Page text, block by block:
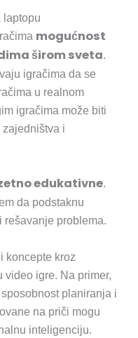
mogućnost
širom sveta.
igračima da se
u realnom
igračima može biti
i
edukativne.
da podstaknu
rešavanje problema.
koncepte kroz
video igre. Na primer,
planiranja i
na priči mogu
inteligenciju.